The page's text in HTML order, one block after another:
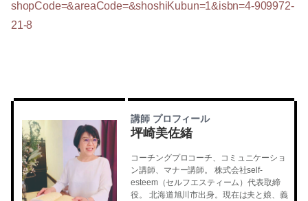
shopCode=&areaCode=&shoshiKubun=1&isbn=4-909972-
21-8
講師 プロフィール
坪崎美佐緒
コーチングプロコーチ、コミュニケーショ
ン講師、マナー講師。 株式会社self-
esteem（セルフエスティーム）代表取締
役。 北海道旭川市出身。現在は夫と娘、義